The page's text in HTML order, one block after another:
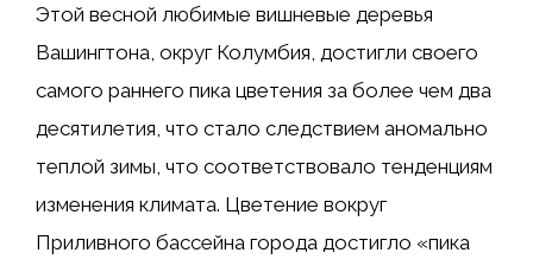
Этой весной любимые вишневые деревья
Вашингтона, округ Колумбия, достигли своего
самого раннего пика цветения за более чем два
десятилетия, что стало следствием аномально
теплой зимы, что соответствовало тенденциям
изменения климата. Цветение вокруг
Приливного бассейна города достигло «пика